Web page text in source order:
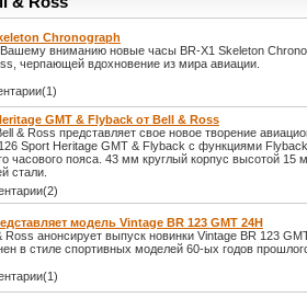
Chronograph
вниманию новые часы BR-X1 Skeleton
черпающей вдохновение из мира авиации.
GMT & Flyback от Bell & Ross
& Ross представляет свое новое творение
Sport Heritage GMT & Flyback с функциями
часового пояса. 43 мм круглый корпус высотой 15
стали.
модель Vintage BR 123 GMT 24H
Ross анонсирует выпуск новинки Vintage BR 123
в стиле спортивных моделей 60-ых годов